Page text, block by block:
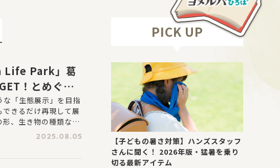
Life Park」葛
！とめぐる
「生態展示」を目指
きるだけ再現して展
、生き物の種類など
飼育したり、照明や壁
2025.08.05
PICK UP
【子どもの暑さ対策】ハンズスタッフ
さんに聞く！ 2026年版・猛暑を乗り
切る最新アイテム